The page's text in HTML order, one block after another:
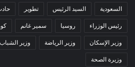
السعودية السيد الرئيس تطوير
رئيس الوزراء روسيا سمير غانم
وزير الإسكان وزير الرياضة وزير
وزيرة الصحة